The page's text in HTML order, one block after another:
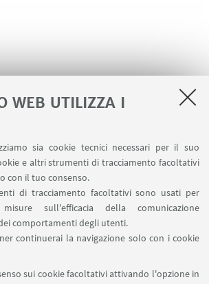
WEB UTILIZZA I
sia cookie tecnici necessari per il suo
e altri strumenti di tracciamento facoltativi
con il tuo consenso.
di tracciamento facoltativi sono usati per
sull'efficacia della comunicazione
comportamenti degli utenti.
continuerai la navigazione solo con i cookie
sui cookie facoltativi attivando l'opzione in
LINK UTILI
Contatti
Area riservata
SEGUI UNIBO SU: